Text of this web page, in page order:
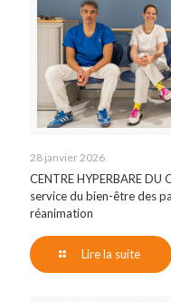
28 janvier 2026
CENTRE HYPERBARE DU
service du bien-être des
réanimation
Lire la suite